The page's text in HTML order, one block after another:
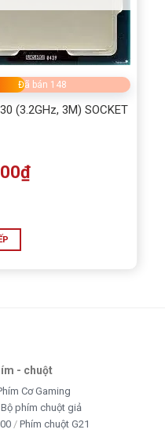
Đã bán 148
(3.2GHz, 3M) SOCKET
₫
- chuột
Cơ Gaming
Bộ phím chuột giả
Phím chuột G21